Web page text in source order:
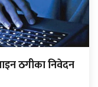
ठगीका निवेदन